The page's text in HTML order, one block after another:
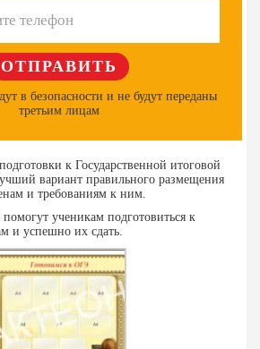
в безопасности и не будут переданы
третьим лицам
к Государственной итоговой
вариант правильного размещения
и требованиям к ним.
ученикам подготовиться к
и успешно их сдать.